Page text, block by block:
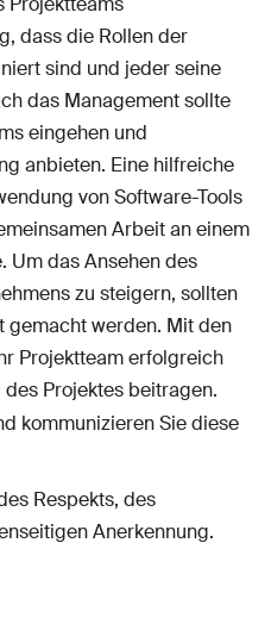
dass die Rollen der
sind und jeder seine
das Management sollte
eingehen und
anbieten. Eine hilfreiche
von Software-Tools
Arbeit an einem
Um das Ansehen des
zu steigern, sollten
gemacht werden. Mit den
Projektteam erfolgreich
Projektes beitragen.
kommunizieren Sie diese
Respekts, des
Anerkennung.